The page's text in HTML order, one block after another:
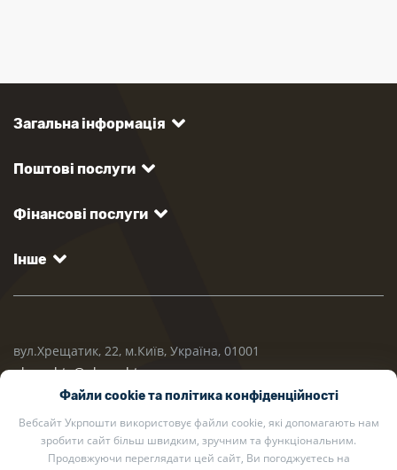
Загальна інформація
Поштові послуги
Фінансові послуги
Інше
вул.Хрещатик, 22, м.Київ, Україна, 01001
ukrposhta@ukrposhta.ua
Файли cookie та політика конфіденційності
Вебсайт Укрпошти використовує файли cookie, які допомагають нам
зробити сайт більш швидким, зручним та функціональним.
Продовжуючи переглядати цей сайт, Ви погоджуєтесь на